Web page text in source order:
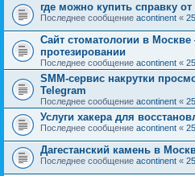
где можно купить справку от
Последнее сообщение acontinent «
Сайт стоматологии в
протезировании
Последнее сообщение acontinent «
SMM-сервис накрутки
Telegram
Последнее сообщение acontinent «
Услуги хакера для
Последнее сообщение acontinent «
Дагестанский камень в
Последнее сообщение acontinent «